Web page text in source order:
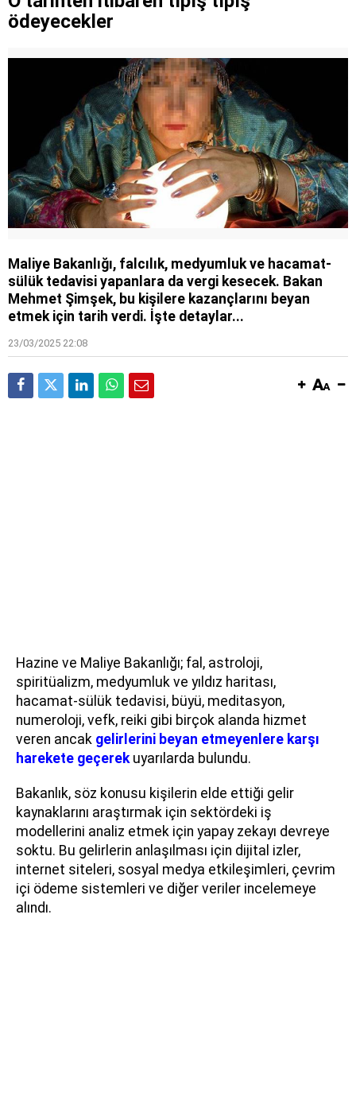
kararname ile atamalarda neler değişecek?
ödeyecekler
Maliye Bakanlığı, falcılık, medyumluk ve hacamat-
sülük tedavisi yapanlara da vergi kesecek. Bakan
Mehmet Şimşek, bu kişilere kazançlarını beyan
etmek için tarih verdi. İşte detaylar...
23/03/2025 22:08
Hazine ve Maliye Bakanlığı; fal, astroloji,
spiritüalizm, medyumluk ve yıldız haritası,
hacamat-sülük tedavisi, büyü, meditasyon,
numeroloji, vefk, reiki gibi birçok alanda hizmet
veren ancak gelirlerini beyan etmeyenlere karşı
harekete geçerek uyarılarda bulundu.
Bakanlık, söz konusu kişilerin elde ettiği gelir
kaynaklarını araştırmak için sektördeki iş
modellerini analiz etmek için yapay zekayı devreye
soktu. Bu gelirlerin anlaşılması için dijital izler,
internet siteleri, sosyal medya etkileşimleri, çevrim
içi ödeme sistemleri ve diğer veriler incelemeye
alındı.